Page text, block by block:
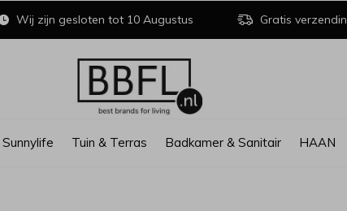
Sunnylife Tuin & Terras Badkamer & Sanitair HAAN
Wij zijn gesloten tot 10 Augustus Gratis